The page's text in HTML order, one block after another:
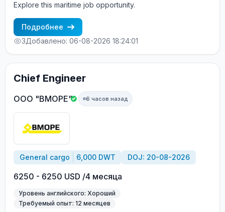
Explore this maritime job opportunity.
Подробнее
3Добавлено: 06-08-2026 18:24:01
Chief Engineer
ООО "ВМОРЕ" 6 часов назад
General cargo 6,000 DWT DOJ: 20-08-2026
6250 - 6250 USD /4 месяца
Уровень английского: Хороший
Требуемый опыт: 12 месяцев